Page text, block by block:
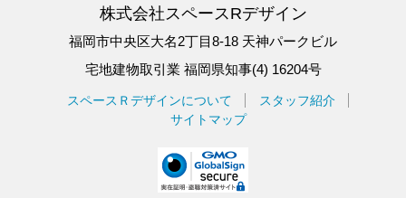
株式会社スペースRデザイン
福岡市中央区大名2丁目8-18 天神パークビル
宅地建物取引業 福岡県知事(4) 16204号
スペースＲデザインについて
スタッフ紹介
サイトマップ